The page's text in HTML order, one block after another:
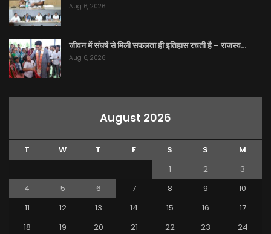
Aug 6, 2026
जीवन में संघर्ष से मिली सफलता ही इतिहास रचती है – राजस्व…
Aug 6, 2026
August 2026
T W T F S S
M
1
2
3
4
5 6 7 8 9
10
11
12 13 14 15 16
17
18
19 20 21 22 23 24